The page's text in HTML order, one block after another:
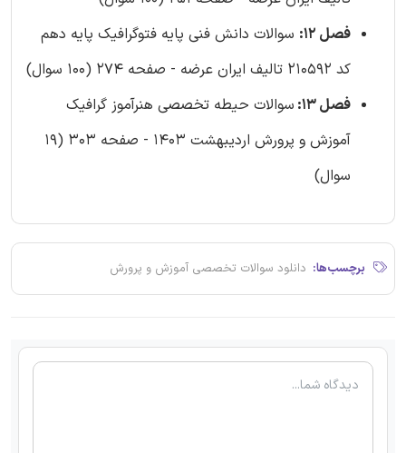
فصل 12:
سوالات دانش فنی پایه فتوگرافیک پایه دهم
کد 210592 تالیف ایران عرضه - صفحه 274 (100 سوال)
فصل 13:
سوالات حیطه تخصصی هنرآموز گرافیک
آموزش و پرورش اردیبهشت 1403 - صفحه 303 (19
سوال)
برچسب‌ها: دانلود سوالات تخصصی آموزش و پرورش